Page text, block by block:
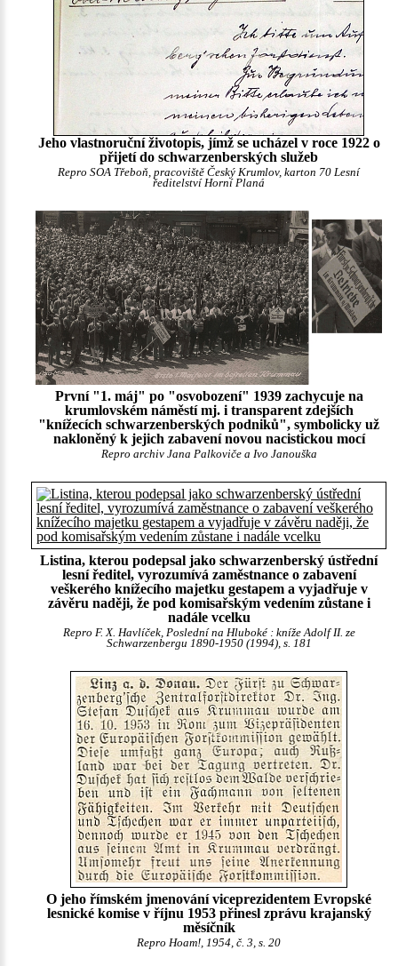
Jeho vlastnoruční životopis, jímž se ucházel v roce 1922 o
přijetí do schwarzenberských služeb
Repro SOA Třeboň, pracoviště Český Krumlov, karton 70 Lesní
ředitelství Horní Planá
První "1. máj" po "osvobození" 1939 zachycuje na
krumlovském náměstí mj. i transparent zdejších
"knížecích schwarzenberských podniků", symbolicky už
nakloněný k jejich zabavení novou nacistickou mocí
Repro archiv Jana Palkoviče a Ivo Janouška
Listina, kterou podepsal jako schwarzenberský ústřední
lesní ředitel, vyrozumívá zaměstnance o zabavení
veškerého knížecího majetku gestapem a vyjadřuje v
závěru naději, že pod komisařským vedením zůstane i
nadále vcelku
Repro F. X. Havlíček, Poslední na Hluboké : kníže Adolf II. ze
Schwarzenbergu 1890-1950 (1994), s. 181
O jeho římském jmenování viceprezidentem Evropské
lesnické komise v říjnu 1953 přinesl zprávu krajanský
měsíčník
Repro Hoam!, 1954, č. 3, s. 20